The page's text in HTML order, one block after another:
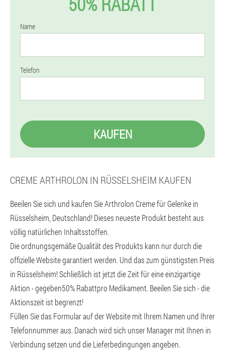
Name
Telefon
KAUFEN
CREME ARTHROLON IN RÜSSELSHEIM KAUFEN
Beeilen Sie sich und kaufen Sie Arthrolon Creme für Gelenke in
Rüsselsheim, Deutschland! Dieses neueste Produkt besteht aus
völlig natürlichen Inhaltsstoffen.
Die ordnungsgemäße Qualität des Produkts kann nur durch die
offizielle Website garantiert werden. Und das zum günstigsten Preis
in Rüsselsheim! Schließlich ist jetzt die Zeit für eine einzigartige
Aktion - gegeben50% Rabattpro Medikament. Beeilen Sie sich - die
Aktionszeit ist begrenzt!
Füllen Sie das Formular auf der Website mit Ihrem Namen und Ihrer
Telefonnummer aus. Danach wird sich unser Manager mit Ihnen in
Verbindung setzen und die Lieferbedingungen angeben.